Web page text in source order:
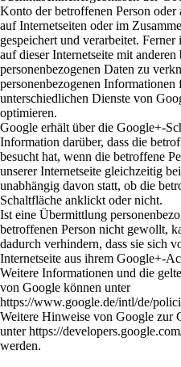
Konto der betroffenen Person oder
auf Internetseiten oder im
gespeichert und verarbeitet.
auf dieser Internetseite mit
personenbezogenen Daten zu
personenbezogenen
unterschiedlichen Dienste von
optimieren.
Google erhält über die Google+-
Information darüber, dass die
besucht hat, wenn die betroffene
unserer Internetseite gleichzeitig
unabhängig davon statt, ob die
Schaltfläche anklickt oder nicht.
Ist eine Übermittlung
betroffenen Person nicht gewollt,
dadurch verhindern, dass sie sich
Internetseite aus ihrem Google+-
Weitere Informationen und die
von Google können unter
https://www.google.de/intl/de/
Weitere Hinweise von Google zur
unter https://
werden.